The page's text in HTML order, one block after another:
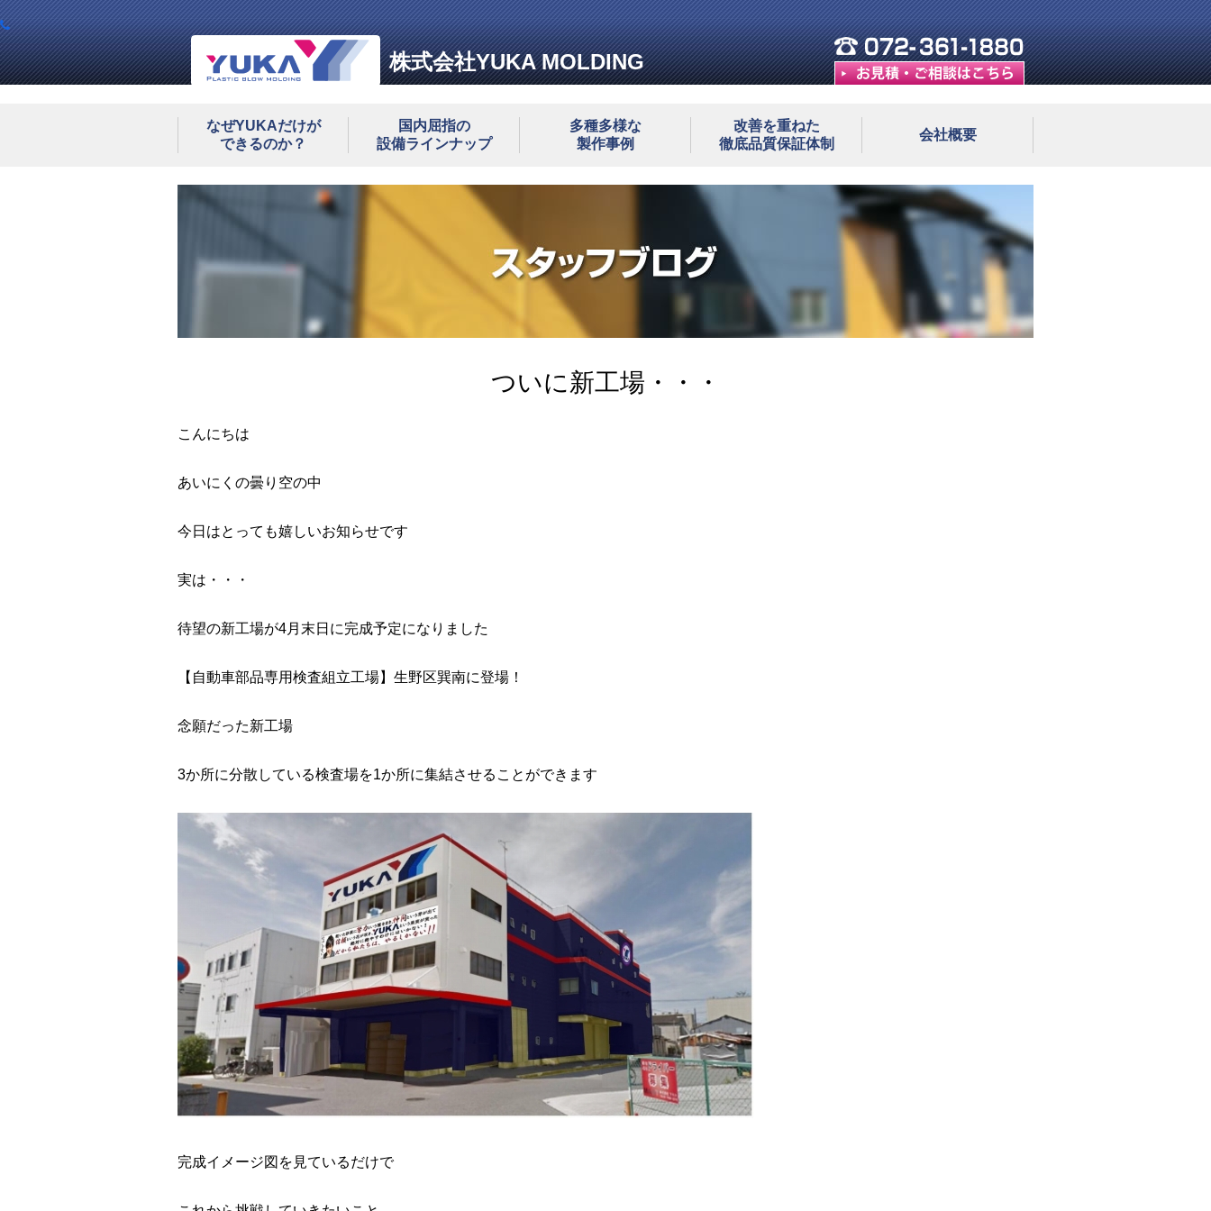
株式会社YUKA MOLDING
なぜYUKAだけが
できるのか？
国内屈指の
設備ラインナップ
多種多様な
製作事例
改善を重ねた
徹底品質保証体制
会社概要
ついに新工場・・・
こんにちは
あいにくの曇り空の中
今日はとっても嬉しいお知らせです
実は・・・
待望の新工場が4月末日に完成予定になりました
【自動車部品専用検査組立工場】生野区巽南に登場！
念願だった新工場
3か所に分散している検査場を1か所に集結させることができます
完成イメージ図を見ているだけで